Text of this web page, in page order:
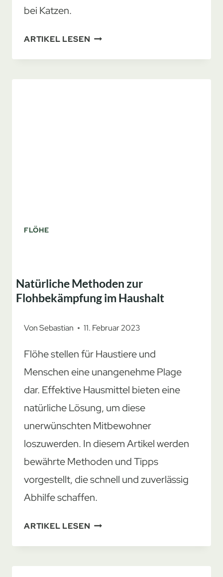
bei Katzen.
ARTIKEL LESEN FLÖHE
FLÖHE
Natürliche Methoden zur
Flohbekämpfung im Haushalt
VonSebastian 11. Februar 2023
Flöhe stellen für Haustiere und
Menschen eine unangenehme Plage
dar. Effektive Hausmittel bieten eine
natürliche Lösung, um diese
unerwünschten Mitbewohner
loszuwerden. In diesem Artikel werden
bewährte Methoden und Tipps
vorgestellt, die schnell und zuverlässig
Abhilfe schaffen.
ARTIKEL LESEN NATÜRLICHE